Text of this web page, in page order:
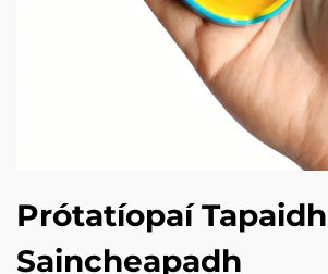
Prótatíopaí
Saincheapadh